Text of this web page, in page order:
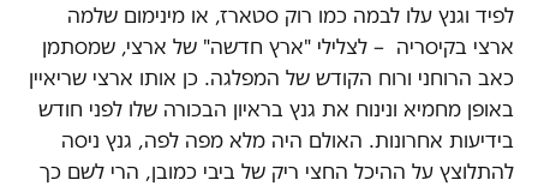
לפיד וגנץ עלו לבמה כמו רוק סטארז, או מינימום שלמה
ארצי בקיסריה – לצלילי "ארץ חדשה" של ארצי, שמסתמן
כאב הרוחני ורוח הקודש של המפלגה. כן אותו ארצי שריאיין
באופן מחמיא ונינוח את גנץ בראיון הבכורה שלו לפני חודש
בידיעות אחרונות. האולם היה מלא מפה לפה‫, גנץ ניסה
להתלוצץ על ההיכל החצי ריק של ביבי כמובן, הרי לשם כך